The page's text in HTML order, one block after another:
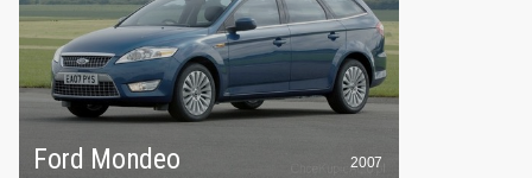
Ford Mondeo 2007